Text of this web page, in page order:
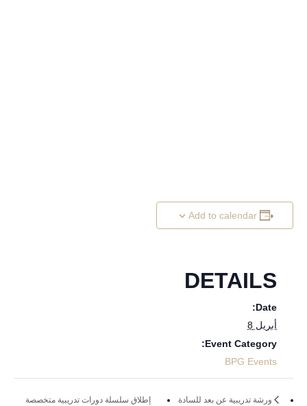
Add to calendar
DETAILS
Date:
أبريل 8
Event Category:
BPG Events
ورشة تدريبية عن بعد للسادة
إطلاق سلسلة دورات تدريبية متخصصة